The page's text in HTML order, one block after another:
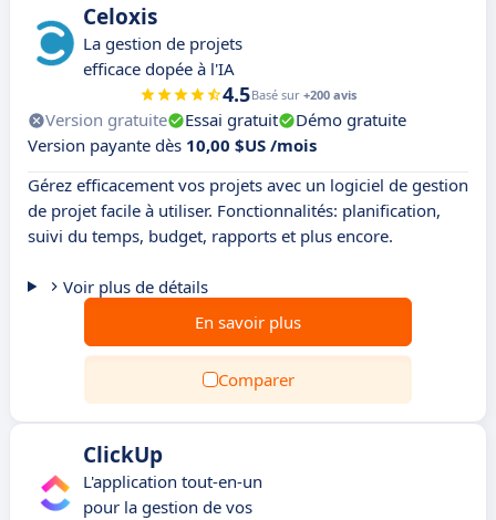
Celoxis
La gestion de projets
efficace dopée à l'IA
4.5Basé sur +200 avis
Version gratuite Essai gratuit
Démo gratuite
Version payante dès 10,00 $US /mois
Gérez efficacement vos projets avec un logiciel de gestion
de projet facile à utiliser. Fonctionnalités: planification,
suivi du temps, budget, rapports et plus encore.
Voir plus de détails
En savoir plus
Comparer
ClickUp
L'application tout-en-un
pour la gestion de vos